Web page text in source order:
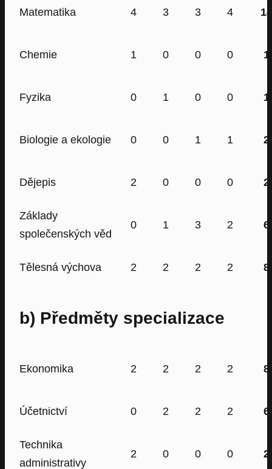
Matematika 4 3 3 4
Chemie 1 0 0 0 1
Fyzika 0 1 0 0 1
Biologie a ekologie 0 0 1 1 2
Dějepis 2 0 0 0 2
Základy
společenských věd
0 1 3 2 6
Tělesná výchova 2 2 2 2 8
b) Předměty specializace
Ekonomika 2 2 2 2 8
Účetnictví 0 2 2 2 6
Technika
administrativy
2 0 0 0 2